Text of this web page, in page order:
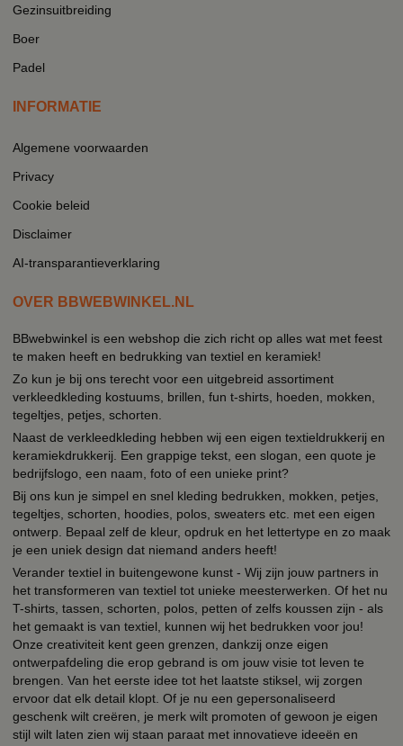
Gezinsuitbreiding
Boer
Padel
INFORMATIE
Algemene voorwaarden
Privacy
Cookie beleid
Disclaimer
AI-transparantieverklaring
OVER BBWEBWINKEL.NL
BBwebwinkel is een webshop die zich richt op alles wat met feest
te maken heeft en bedrukking van textiel en keramiek!
Zo kun je bij ons terecht voor een uitgebreid assortiment
verkleedkleding kostuums, brillen, fun t-shirts, hoeden, mokken,
tegeltjes, petjes, schorten.
Naast de verkleedkleding hebben wij een eigen textieldrukkerij en
keramiekdrukkerij. Een grappige tekst, een slogan, een quote je
bedrijfslogo, een naam, foto of een unieke print?
Bij ons kun je simpel en snel kleding bedrukken, mokken, petjes,
tegeltjes, schorten, hoodies, polos, sweaters etc. met een eigen
ontwerp. Bepaal zelf de kleur, opdruk en het lettertype en zo maak
je een uniek design dat niemand anders heeft!
Verander textiel in buitengewone kunst - Wij zijn jouw partners in
het transformeren van textiel tot unieke meesterwerken. Of het nu
T-shirts, tassen, schorten, polos, petten of zelfs koussen zijn - als
het gemaakt is van textiel, kunnen wij het bedrukken voor jou!
Onze creativiteit kent geen grenzen, dankzij onze eigen
ontwerpafdeling die erop gebrand is om jouw visie tot leven te
brengen. Van het eerste idee tot het laatste stiksel, wij zorgen
ervoor dat elk detail klopt. Of je nu een gepersonaliseerd
geschenk wilt creëren, je merk wilt promoten of gewoon je eigen
stijl wilt laten zien wij staan paraat met innovatieve ideeën en